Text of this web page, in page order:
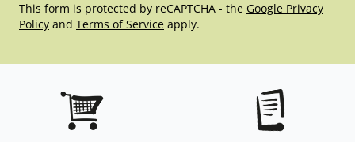
This form is protected by reCAPTCHA - the Google Privacy
Policy and Terms of Service apply.